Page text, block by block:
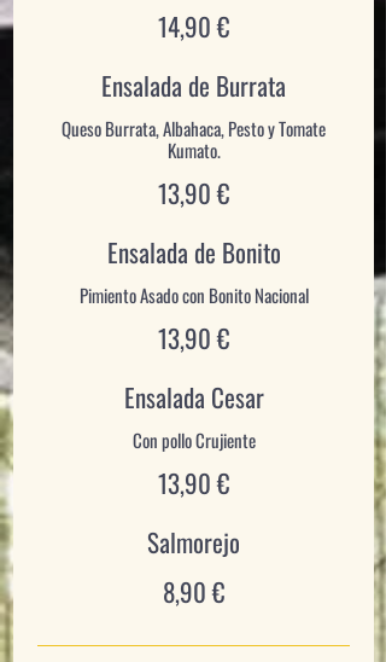
14,90 €
Ensalada de Burrata
Queso Burrata, Albahaca, Pesto y Tomate
Kumato.
13,90 €
Ensalada de Bonito
Pimiento Asado con Bonito Nacional
13,90 €
Ensalada Cesar
Con pollo Crujiente
13,90 €
Salmorejo
8,90 €